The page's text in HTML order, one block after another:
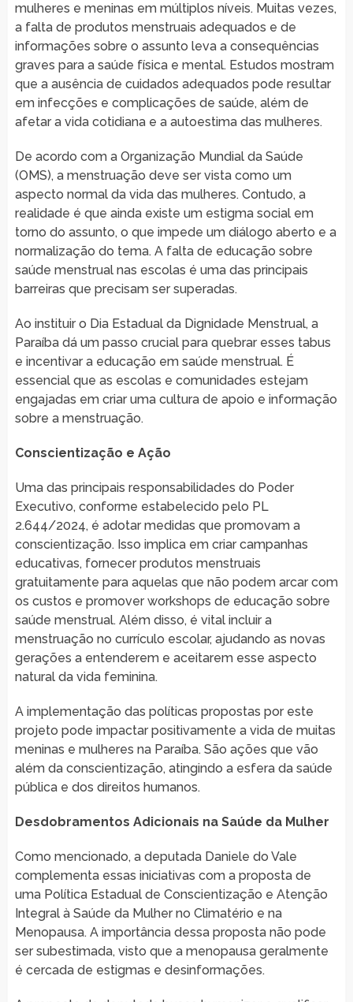
mulheres e meninas em múltiplos níveis. Muitas vezes,
a falta de produtos menstruais adequados e de
informações sobre o assunto leva a consequências
graves para a saúde física e mental. Estudos mostram
que a ausência de cuidados adequados pode resultar
em infecções e complicações de saúde, além de
afetar a vida cotidiana e a autoestima das mulheres.
De acordo com a Organização Mundial da Saúde
(OMS), a menstruação deve ser vista como um
aspecto normal da vida das mulheres. Contudo, a
realidade é que ainda existe um estigma social em
torno do assunto, o que impede um diálogo aberto e a
normalização do tema. A falta de educação sobre
saúde menstrual nas escolas é uma das principais
barreiras que precisam ser superadas.
Ao instituir o Dia Estadual da Dignidade Menstrual, a
Paraíba dá um passo crucial para quebrar esses tabus
e incentivar a educação em saúde menstrual. É
essencial que as escolas e comunidades estejam
engajadas em criar uma cultura de apoio e informação
sobre a menstruação.
Conscientização e Ação
Uma das principais responsabilidades do Poder
Executivo, conforme estabelecido pelo PL
2.644/2024, é adotar medidas que promovam a
conscientização. Isso implica em criar campanhas
educativas, fornecer produtos menstruais
gratuitamente para aquelas que não podem arcar com
os custos e promover workshops de educação sobre
saúde menstrual. Além disso, é vital incluir a
menstruação no currículo escolar, ajudando as novas
gerações a entenderem e aceitarem esse aspecto
natural da vida feminina.
A implementação das políticas propostas por este
projeto pode impactar positivamente a vida de muitas
meninas e mulheres na Paraíba. São ações que vão
além da conscientização, atingindo a esfera da saúde
pública e dos direitos humanos.
Desdobramentos Adicionais na Saúde da Mulher
Como mencionado, a deputada Daniele do Vale
complementa essas iniciativas com a proposta de
uma Política Estadual de Conscientização e Atenção
Integral à Saúde da Mulher no Climatério e na
Menopausa. A importância dessa proposta não pode
ser subestimada, visto que a menopausa geralmente
é cercada de estigmas e desinformações.